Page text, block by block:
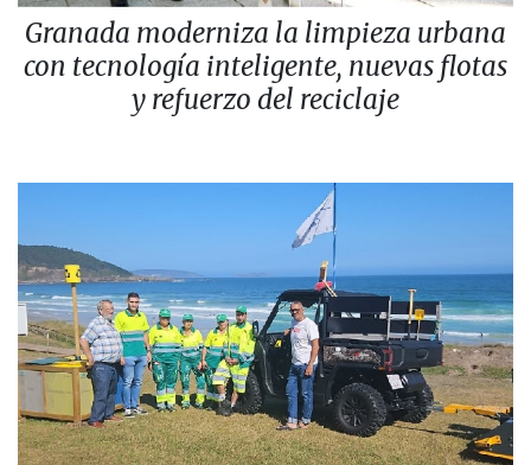
Granada moderniza la limpieza urbana
con tecnología inteligente, nuevas flotas
y refuerzo del reciclaje